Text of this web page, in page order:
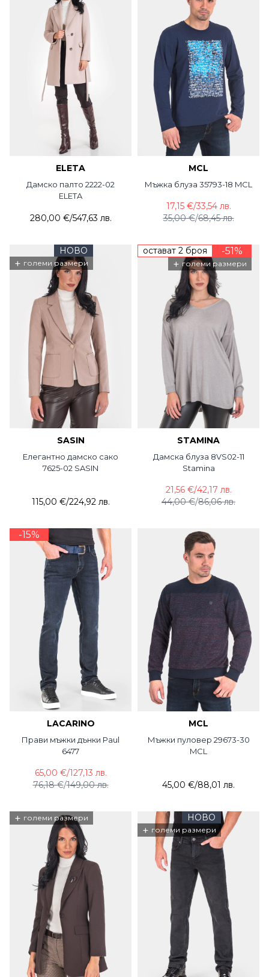
ELETA
Дамско палто 2222-02
ELETA
280,00 €/547,63 лв.
MCL
Мъжка блуза 35793-18 MCL
35,00 €/68,45 лв.
17,15 €/33,54 лв.
НОВО
+ големи размери
SASIN
Елегантно дамско сако
7625-02 SASIN
115,00 €/224,92 лв.
остават 2 броя -51%
+ големи размери
STAMINA
Дамска блуза 8VS02-11
Stamina
44,00 €/86,06 лв.
21,56 €/42,17 лв.
-15%
LACARINO
Прави мъжки дънки Paul
6477
76,18 €/149,00 лв.
65,00 €/127,13 лв.
MCL
Мъжки пуловер 29673-30
MCL
45,00 €/88,01 лв.
+ големи размери НОВО
+ големи размери